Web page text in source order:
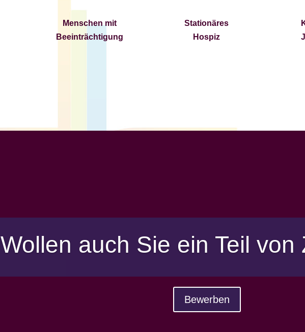
Menschen mit
Beeinträchtigung
Stationäres
Hospiz
Wollen auch Sie ein Teil von
Bewerben